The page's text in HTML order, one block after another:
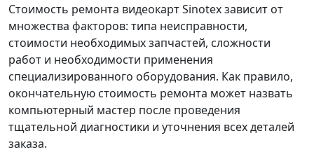
Стоимость ремонта видеокарт Sinotex зависит от
множества факторов: типа неисправности,
стоимости необходимых запчастей, сложности
работ и необходимости применения
специализированного оборудования. Как правило,
окончательную стоимость ремонта может назвать
компьютерный мастер после проведения
тщательной диагностики и уточнения всех деталей
заказа.